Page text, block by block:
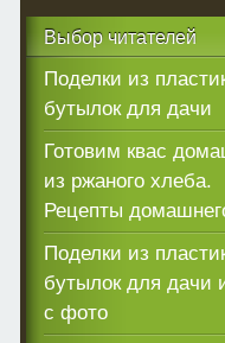
Выборчитателей
Поделки из
бутылок для дачи
Готовим квас
из ржаного хлеба.
Рецепты
Поделки из
бутылок для дачи
с фото